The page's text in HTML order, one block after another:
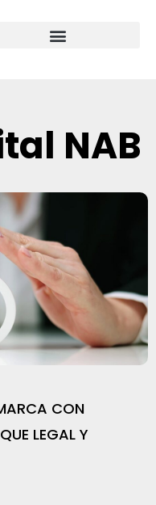
NAB
CON
LEGAL Y